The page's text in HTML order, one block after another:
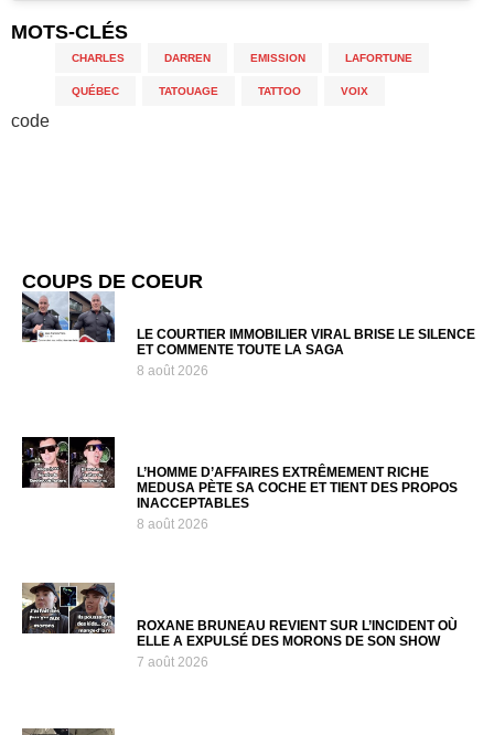
MOTS-CLÉS
CHARLES DARREN EMISSION LAFORTUNE
QUÉBEC TATOUAGE TATTOO VOIX
code
COUPS DE COEUR
LE COURTIER IMMOBILIER VIRAL BRISE LE SILENCE
ET COMMENTE TOUTE LA SAGA
8 août 2026
L’HOMME D’AFFAIRES EXTRÊMEMENT RICHE
MEDUSA PÈTE SA COCHE ET TIENT DES PROPOS
INACCEPTABLES
8 août 2026
ROXANE BRUNEAU REVIENT SUR L’INCIDENT OÙ
ELLE A EXPULSÉ DES MORONS DE SON SHOW
7 août 2026